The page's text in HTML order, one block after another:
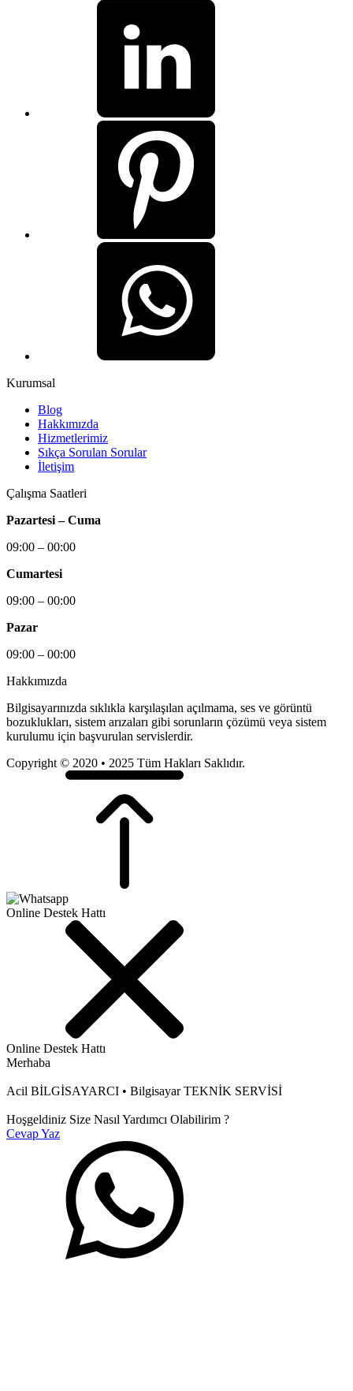
Kurumsal
Blog
Hakkımızda
Hizmetlerimiz
Sıkça Sorulan Sorular
İletişim
Çalışma Saatleri
Pazartesi – Cuma
09:00 – 00:00
Cumartesi
09:00 – 00:00
Pazar
09:00 – 00:00
Hakkımızda
Bilgisayarınızda sıklıkla karşılaşılan açılmama, ses ve görüntü
bozuklukları, sistem arızaları gibi sorunların çözümü veya sistem
kurulumu için başvurulan servislerdir.
Copyright © 2020 • 2025 Tüm Hakları Saklıdır.
Online Destek Hattı
Online Destek Hattı
Merhaba
Acil BİLGİSAYARCI • Bilgisayar TEKNİK SERVİSİ
Hoşgeldiniz Size Nasıl Yardımcı Olabilirim ?
Cevap Yaz